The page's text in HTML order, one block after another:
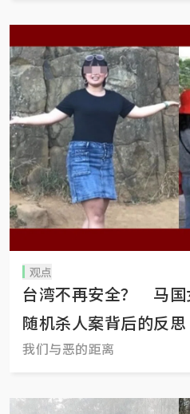
观点
台湾不再安全？ 马国
随机杀人案背后的反思
我们与恶的距离